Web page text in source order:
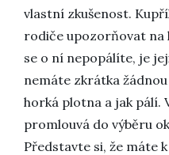
vlastní zkušenost.
rodiče upozorňovat na
se o ní nepopálíte, je
nemáte zkrátka
horká plotna a jak pálí.
promlouvá do výběru
Představte si, že máte